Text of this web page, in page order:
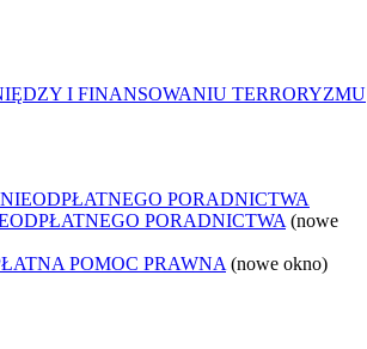
I FINANSOWANIU TERRORYZMU
PORADNICTWA
PORADNICTWA (nowe
POMOC PRAWNA (nowe okno)